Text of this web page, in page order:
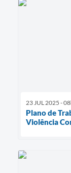
23 JUL 2025 -
Plano de
Violência